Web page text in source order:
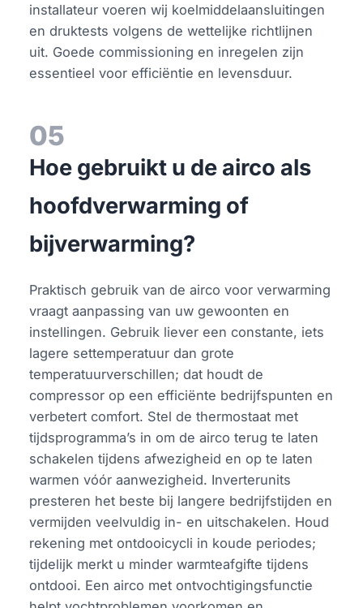
installateur voeren wij koelmiddelaansluitingen
en druktests volgens de wettelijke richtlijnen
uit. Goede commissioning en inregelen zijn
essentieel voor efficiëntie en levensduur.
05
Hoe gebruikt u de airco als
hoofdverwarming of
bijverwarming?
Praktisch gebruik van de airco voor verwarming
vraagt aanpassing van uw gewoonten en
instellingen. Gebruik liever een constante, iets
lagere settemperatuur dan grote
temperatuurverschillen; dat houdt de
compressor op een efficiënte bedrijfspunten en
verbetert comfort. Stel de thermostaat met
tijdsprogramma’s in om de airco terug te laten
schakelen tijdens afwezigheid en op te laten
warmen vóór aanwezigheid. Inverterunits
presteren het beste bij langere bedrijfstijden en
vermijden veelvuldig in- en uitschakelen. Houd
rekening met ontdooicycli in koude periodes;
tijdelijk merkt u minder warmteafgifte tijdens
ontdooi. Een airco met ontvochtigingsfunctie